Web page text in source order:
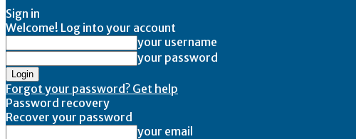
Sign in
Welcome! Log into your account
your username
your password
Forgot your password? Get help
Password recovery
Recover your password
your email